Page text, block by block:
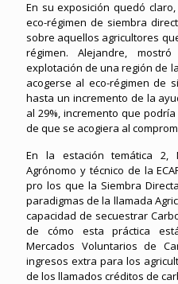
En su exposición quedó
eco-régimen de siembra
sobre aquellos agricultores
régimen. Alejandre,
explotación de una región de
acogerse al eco-régimen de
hasta un incremento de la
al 29%, incremento que
de que se acogiera al
En la estación temática 2,
Agrónomo y técnico de la
pro los que la Siembra
paradigmas de la llamada
capacidad de secuestrar
de cómo esta práctica
Mercados Voluntarios de
ingresos extra para los
de los llamados créditos de